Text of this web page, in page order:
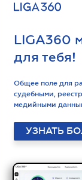
LIGA360
для тебя!
Общее поле для
судебными,
медийными
УЗНАТЬ